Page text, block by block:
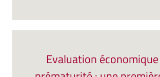
Evaluation